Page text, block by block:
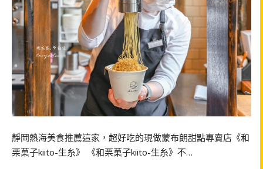
靜岡熱海美食推薦這家，超好吃的現做蒙布朗甜點專賣店《和
栗菓子kiito-生糸》 《和栗菓子kiito-生糸》不…